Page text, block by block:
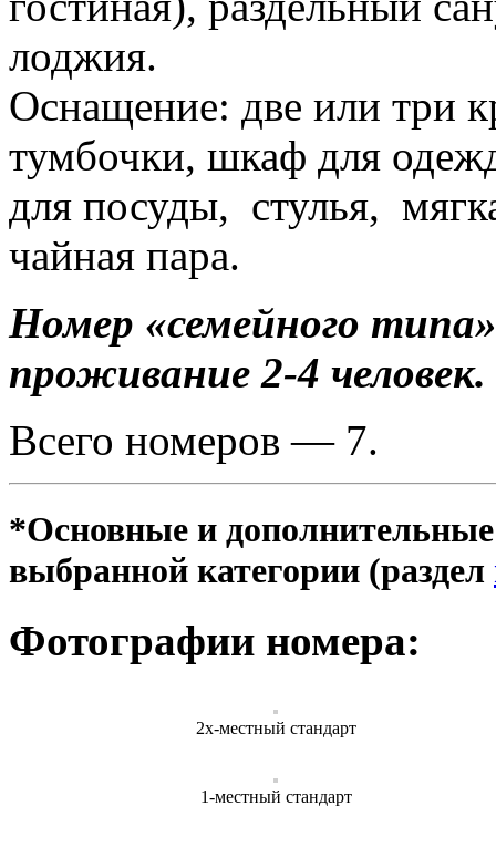
лоджия.
Оснащение: две или три
тумбочки, шкаф для
для посуды, стулья,
чайная пара.
Номер «семейного
проживание 2-4 человек.
Всего номеров — 7.
*Основные и дополнительные
выбранной категории (раздел
Фотографии номера:
2х-местный стандарт
1-местный стандарт